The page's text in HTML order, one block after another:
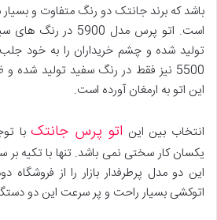
باشد که برند جانتک دو رنگ متفاوت و بسیار
است. اتو پرس مدل
تولید شده و چشم خریداران را به خود
5500 نیز فقط در رنگ سفید تولید
این اتو به ارمغان آورده است.
انتخاب بین این اتو پرس جانتکبا
یکسان کار سختی نمی باشد. تنها با تکیه بر
این دو مدل پرطرفدار بازار را از فروشگاه
اتوکشی بسیار راحت و پر سرعت این دو